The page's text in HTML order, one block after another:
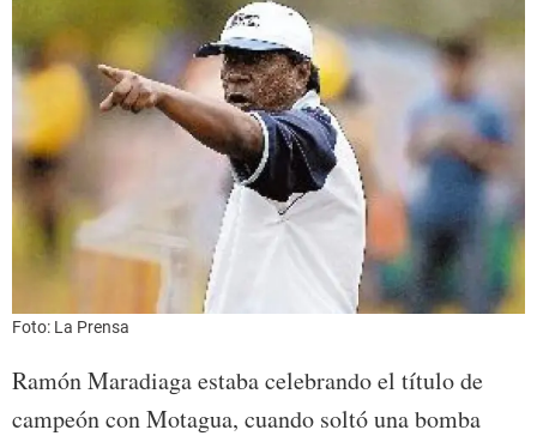
Foto: La Prensa
Ramón Maradiaga estaba celebrando el título de
campeón con Motagua, cuando soltó una bomba